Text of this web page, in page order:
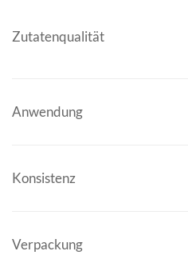
Zutatenqualität
Anwendung
Konsistenz
Verpackung